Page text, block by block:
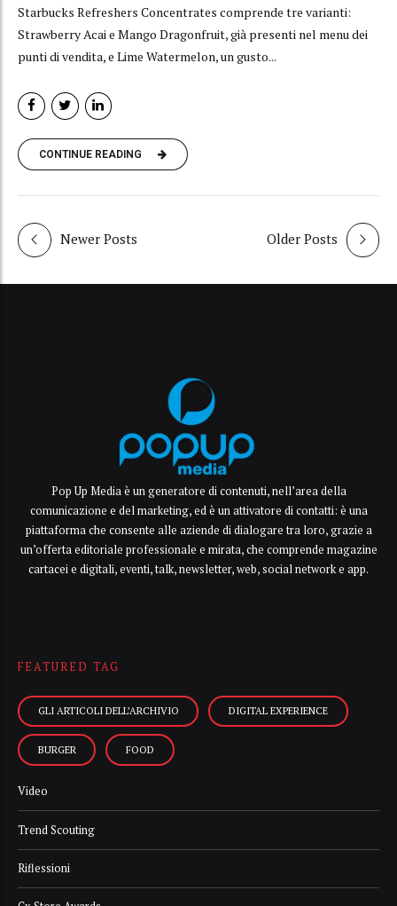
Starbucks Refreshers Concentrates comprende tre varianti:
Strawberry Acai e Mango Dragonfruit, già presenti nel menu dei
punti di vendita, e Lime Watermelon, un gusto...
CONTINUE READING
Newer Posts Older Posts
Pop Up Media è un generatore di contenuti, nell’area della
comunicazione e del marketing, ed è un attivatore di contatti: è una
piattaforma che consente alle aziende di dialogare tra loro, grazie a
un’offerta editoriale professionale e mirata, che comprende magazine
cartacei e digitali, eventi, talk, newsletter, web, social network e app.
FEATURED TAG
GLI ARTICOLI DELL’ARCHIVIO DIGITAL EXPERIENCE
BURGER FOOD
Video
Trend Scouting
Riflessioni